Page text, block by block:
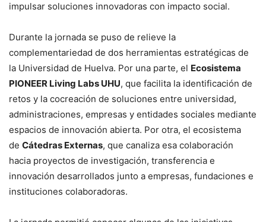
impulsar soluciones innovadoras con impacto social.
Durante la jornada se puso de relieve la
complementariedad de dos herramientas estratégicas de
la Universidad de Huelva. Por una parte, el Ecosistema
PIONEER Living Labs UHU, que facilita la identificación de
retos y la cocreación de soluciones entre universidad,
administraciones, empresas y entidades sociales mediante
espacios de innovación abierta. Por otra, el ecosistema
de Cátedras Externas, que canaliza esa colaboración
hacia proyectos de investigación, transferencia e
innovación desarrollados junto a empresas, fundaciones e
instituciones colaboradoras.